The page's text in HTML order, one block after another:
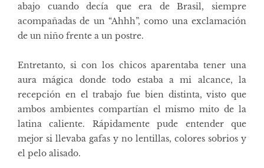
abajo cuando decía que era de Brasil, siempre
acompañadas de un “Ahhh”, como una exclamación
de un niño frente a un postre.
Entretanto, si con los chicos aparentaba tener una
aura mágica donde todo estaba a mi alcance, la
recepción en el trabajo fue bien distinta, visto que
ambos ambientes compartían el mismo mito de la
latina caliente. Rápidamente pude entender que
mejor si llevaba gafas y no lentillas, colores sobrios y
el pelo alisado.